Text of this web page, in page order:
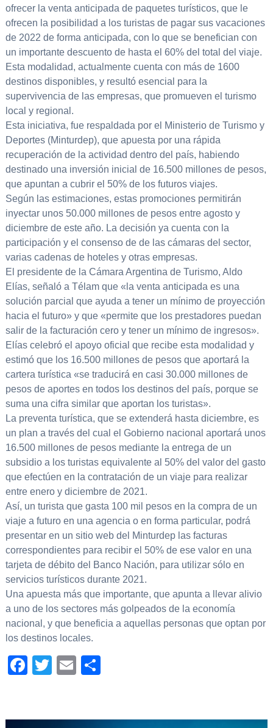
ofrecer la venta anticipada de paquetes turísticos, que le
ofrecen la posibilidad a los turistas de pagar sus vacaciones
de 2022 de forma anticipada, con lo que se benefician con
un importante descuento de hasta el 60% del total del viaje.
Esta modalidad, actualmente cuenta con más de 1600
destinos disponibles, y resultó esencial para la
supervivencia de las empresas, que promueven el turismo
local y regional.
Esta iniciativa, fue respaldada por el Ministerio de Turismo y
Deportes (Minturdep), que apuesta por una rápida
recuperación de la actividad dentro del país, habiendo
destinado una inversión inicial de 16.500 millones de pesos,
que apuntan a cubrir el 50% de los futuros viajes.
Según las estimaciones, estas promociones permitirán
inyectar unos 50.000 millones de pesos entre agosto y
diciembre de este año. La decisión ya cuenta con la
participación y el consenso de de las cámaras del sector,
varias cadenas de hoteles y otras empresas.
El presidente de la Cámara Argentina de Turismo, Aldo
Elías, señaló a Télam que «la venta anticipada es una
solución parcial que ayuda a tener un mínimo de proyección
hacia el futuro» y que «permite que los prestadores puedan
salir de la facturación cero y tener un mínimo de ingresos».
Elías celebró el apoyo oficial que recibe esta modalidad y
estimó que los 16.500 millones de pesos que aportará la
cartera turística «se traducirá en casi 30.000 millones de
pesos de aportes en todos los destinos del país, porque se
suma una cifra similar que aportan los turistas».
La preventa turística, que se extenderá hasta diciembre, es
un plan a través del cual el Gobierno nacional aportará unos
16.500 millones de pesos mediante la entrega de un
subsidio a los turistas equivalente al 50% del valor del gasto
que efectúen en la contratación de un viaje para realizar
entre enero y diciembre de 2021.
Así, un turista que gasta 100 mil pesos en la compra de un
viaje a futuro en una agencia o en forma particular, podrá
presentar en un sitio web del Minturdep las facturas
correspondientes para recibir el 50% de ese valor en una
tarjeta de débito del Banco Nación, para utilizar sólo en
servicios turísticos durante 2021.
Una apuesta más que importante, que apunta a llevar alivio
a uno de los sectores más golpeados de la economía
nacional, y que beneficia a aquellas personas que optan por
los destinos locales.
Facebook
TwitterEmail